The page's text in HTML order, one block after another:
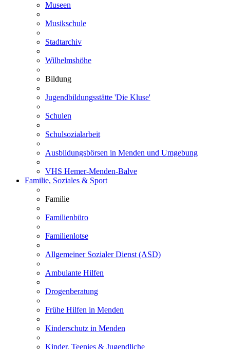
Museen
Musikschule
Stadtarchiv
Wilhelmshöhe
Bildung
Jugendbildungsstätte 'Die Kluse'
Schulen
Schulsozialarbeit
Ausbildungsbörsen in Menden und Umgebung
VHS Hemer-Menden-Balve
Familie, Soziales & Sport
Familie
Familienbüro
Familienlotse
Allgemeiner Sozialer Dienst (ASD)
Ambulante Hilfen
Drogenberatung
Frühe Hilfen in Menden
Kinderschutz in Menden
Kinder, Teenies & Jugendliche